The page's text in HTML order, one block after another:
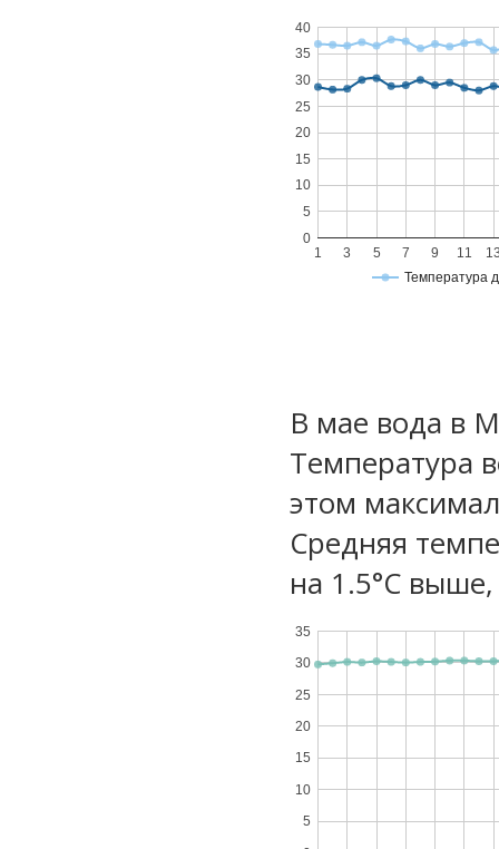
Температура
1 3 5 7 9 11
0
5
10
15
20
25
30
35
40
В мае вода в
Температура
этом
Средняя
на 1.5°C
5
10
15
20
25
30
35